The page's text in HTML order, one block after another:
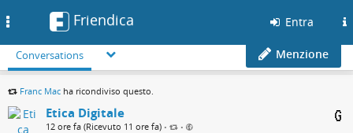
Friendica Entra
Conversations Menzione
Franc Mac ha ricondiviso questo.
Etica Digitale
12 ore fa (Ricevuto 11 ore fa) • •